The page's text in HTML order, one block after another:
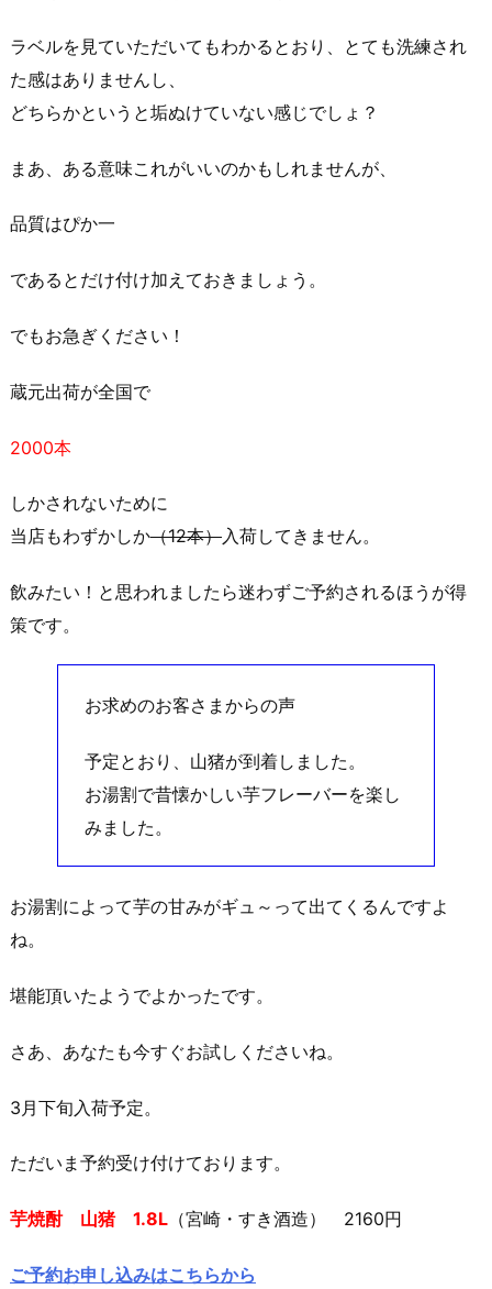
ラベルを見ていただいてもわかるとおり、とても洗練され
た感はありませんし、
どちらかというと垢ぬけていない感じでしょ？
まあ、ある意味これがいいのかもしれませんが、
品質はぴか一
であるとだけ付け加えておきましょう。
でもお急ぎください！
蔵元出荷が全国で
2000本
しかされないために
当店もわずかしか（12本）入荷してきません。
飲みたい！と思われましたら迷わずご予約されるほうが得
策です。
お求めのお客さまからの声
予定とおり、山猪が到着しました。
お湯割で昔懐かしい芋フレーバーを楽し
みました。
お湯割によって芋の甘みがギュ～って出てくるんですよ
ね。
堪能頂いたようでよかったです。
さあ、あなたも今すぐお試しくださいね。
3月下旬入荷予定。
ただいま予約受け付けております。
芋焼酎 山猪 1.8L （宮崎・すき酒造） 2160円
ご予約お申し込みはこちらから